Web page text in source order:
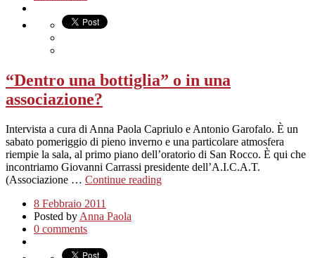
“Dentro una bottiglia” o in una
associazione?
Intervista a cura di Anna Paola Capriulo e Antonio Garofalo. È un
sabato pomeriggio di pieno inverno e una particolare atmosfera
riempie la sala, al primo piano dell’oratorio di San Rocco. È qui che
incontriamo Giovanni Carrassi presidente dell’A.I.C.A.T.
(Associazione … Continue reading
8 Febbraio 2011
Posted by Anna Paola
0 comments